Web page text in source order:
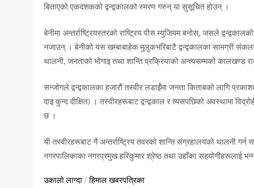
बिताएको एकदशकको द्वन्द्वकालको स्मरण गरुन् या सुसूचित होउन् ।
बेनीमा अन्तर्राष्ट्रियस्तरको राष्ट्रिय पीस म्युजियम बनोस्, जसले
नजाउन् । बेनीको यस खम्बाबाहेक मुलुकभरिबाटै द्वन्द्वकालका सामग्री संकलन
थालनी, जनताको भोगाइ तथा शान्ति प्रक्रियाको अन्त्यसम्मको कालखण्ड
सन्जोगले द्वन्द्वकालका हजारौं तस्वीर लडाइँमा जनता किताबको लागि
दाइ कुन्द दीक्षित) । तस्वीरहरूबाट द्वन्द्वकाल र त्यसपछिको अवस्थामा
छ ।
यी तस्वीरहरूबाट नै अन्तर्राष्ट्रिय तवरको शान्ति संग्रहालयको थालनी
नगरपालिकाका नगरप्रमुख हरिकुमार श्रेष्ठ तथा उहाँका सहयोगीहरूलाई भन्न
उकालो लाग्दा /हिमाल खबरपत्रिका